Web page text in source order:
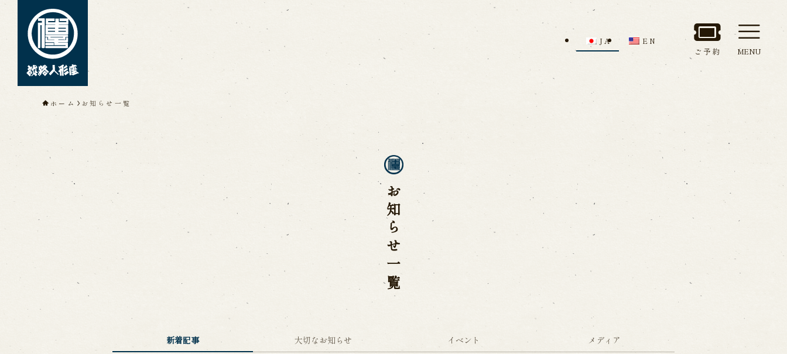
淡路人形座について
人間国宝 故鶴澤友路師匠
近日開催の公演
出張公演 海外旅行客向け特別公演「くにうみ」
アクセス
よくあるご質問
メールでお問い合わせ
お電話でお問い合わせ
予約
WEB予約 メールフォームから予約
※株式会社うずのくに南あわじの求人情報ページへ移動します
JA EN
ご予約 MENU
ホーム お知らせ一覧
お知らせ一覧
新着記事 大切なお知らせ イベント メディア